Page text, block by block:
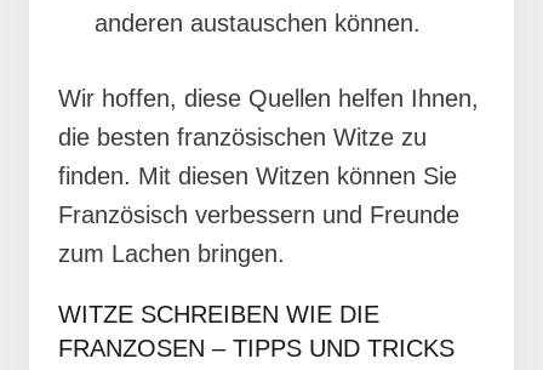
anderen austauschen können.
Wir hoffen, diese Quellen helfen Ihnen,
die besten französischen Witze zu
finden. Mit diesen Witzen können Sie
Französisch verbessern und Freunde
zum Lachen bringen.
WITZE SCHREIBEN WIE DIE
FRANZOSEN – TIPPS UND TRICKS